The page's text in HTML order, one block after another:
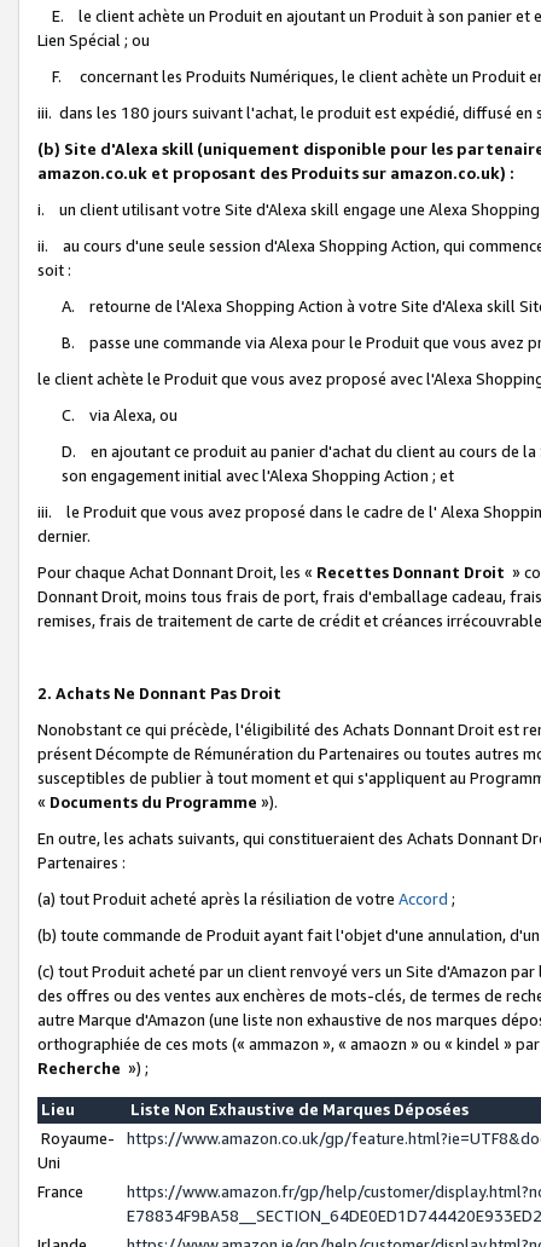
E. le client achète un Produit en ajoutant un Produit à son panier et
Lien Spécial ; ou
F. concernant les Produits Numériques, le client achète un Produit
iii. dans les 180 jours suivant l'achat, le produit est expédié, diffusé
(b) Site d'Alexa skill (uniquement disponible pour les
amazon.co.uk et proposant des Produits sur amazon.co.uk) :
i. un client utilisant votre Site d'Alexa skill engage une Alexa
ii. au cours d'une seule session d'Alexa Shopping Action, qui
soit :
A. retourne de l'Alexa Shopping Action à votre Site d'Alexa skill
B. passe une commande via Alexa pour le Produit que vous avez
le client achète le Produit que vous avez proposé avec l'Alexa
C. via Alexa, ou
D. en ajoutant ce produit au panier d'achat du client au cours de
son engagement initial avec l'Alexa Shopping Action ; et
iii. le Produit que vous avez proposé dans le cadre de l' Alexa
dernier.
Pour chaque Achat Donnant Droit, les « Recettes Donnant Droit »
Donnant Droit, moins tous frais de port, frais d'emballage cadeau,
remises, frais de traitement de carte de crédit et créances
2. Achats Ne Donnant Pas Droit
Nonobstant ce qui précède, l'éligibilité des Achats Donnant Droit est
présent Décompte de Rémunération du Partenaires ou toutes autres
susceptibles de publier à tout moment et qui s'appliquent au
« Documents du Programme »).
En outre, les achats suivants, qui constitueraient des Achats Donnant
Partenaires :
(a) tout Produit acheté après la résiliation de votre Accord ;
(b) toute commande de Produit ayant fait l'objet d'une annulation,
(c) tout Produit acheté par un client renvoyé vers un Site d'Amazon
des offres ou des ventes aux enchères de mots-clés, de termes de
autre Marque d'Amazon (une liste non exhaustive de nos marques
orthographiée de ces mots (« ammazon », « amaozn » ou « kindel »
Recherche ») ;
Lieu
Liste Non Exhaustive de Marques Déposées
Royaume-
Uni
https://www.amazon.co.uk/gp/
France
https://www.amazon.fr/gp/help/customer/